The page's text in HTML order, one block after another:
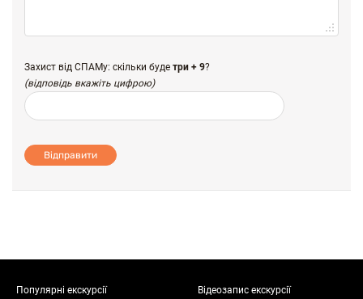
Захист від СПАМу: скільки буде три + 9?
(відповідь вкажіть цифрою)
Відправити
Популярні екскурсії Відеозапис екскурсії